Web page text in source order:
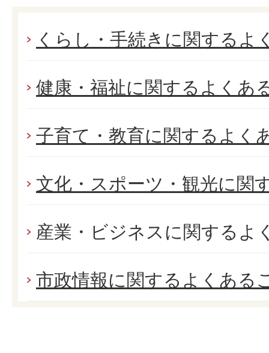
くらし・手続きに関するよ
健康・福祉に関するよくあ
子育て・教育に関するよく
文化・スポーツ・観光に関
産業・ビジネスに関するよ
市政情報に関するよくある